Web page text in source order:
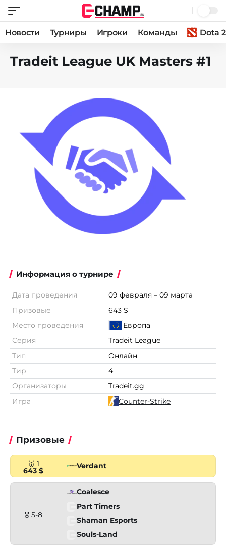
Новости Турниры Игроки Команды Dota 2
Tradeit League UK Masters #1
Информация о турнире
Дата проведения
09 февраля – 09 марта
Призовые
643 $
Место проведения
Европа
Серия
Tradeit League
Тип
Онлайн
Тир
4
Организаторы
Tradeit.gg
Игра
Counter-Strike
Призовые
🥇 1
643 $
Verdant
🎖 5-8
Coalesce
Part Timers
Shaman Esports
Souls-Land